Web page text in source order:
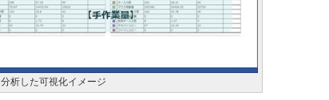
析した可視化イメージ